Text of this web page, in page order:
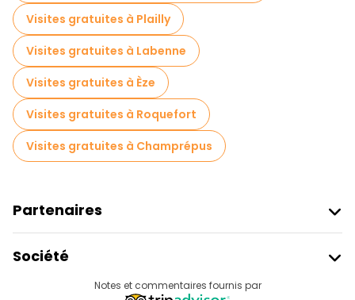
Visites gratuites à Plailly
Visites gratuites à Labenne
Visites gratuites à Èze
Visites gratuites à Roquefort
Visites gratuites à Champrépus
Partenaires
Connexion Du Fournisseur
Programme D’affiliation
Société
Notes et commentaires fournis par